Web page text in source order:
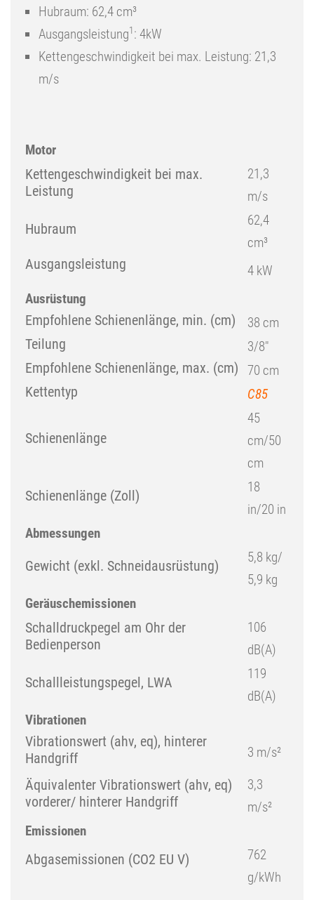
Hubraum: 62,4 cm³
Ausgangsleistung1 : 4kW
Kettengeschwindigkeit bei max. Leistung: 21,3
m/s
Motor
Kettengeschwindigkeit bei max.
Leistung
21,3
m/s
Hubraum
62,4
cm³
Ausgangsleistung
4 kW
Ausrüstung
Empfohlene Schienenlänge, min. (cm) 38 cm
Teilung 3/8″
Empfohlene Schienenlänge, max. (cm) 70 cm
Kettentyp C85
Schienenlänge
45
cm/50
cm
Schienenlänge (Zoll)
18
in/20 in
Abmessungen
Gewicht (exkl. Schneidausrüstung)
5,8 kg/
5,9 kg
Geräuschemissionen
Schalldruckpegel am Ohr der
Bedienperson
106
dB(A)
Schallleistungspegel, LWA
119
dB(A)
Vibrationen
Vibrationswert (ahv, eq), hinterer
Handgriff
3 m/s²
Äquivalenter Vibrationswert (ahv, eq)
vorderer/ hinterer Handgriff
3,3
m/s²
Emissionen
Abgasemissionen (CO2 EU V)
762
g/kWh